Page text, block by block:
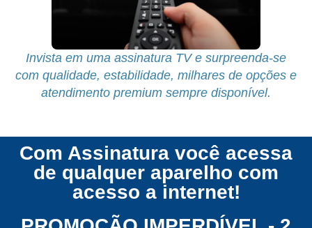
Invista em uma assinatura TV e surpreenda-se
com qualidade, estabilidade, milhares de opções e
atendimento premium sempre disponível.
Com Assinatura você acessa
de qualquer aparelho com
acesso a internet!